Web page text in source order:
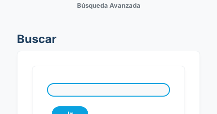
Búsqueda Avanzada
Buscar